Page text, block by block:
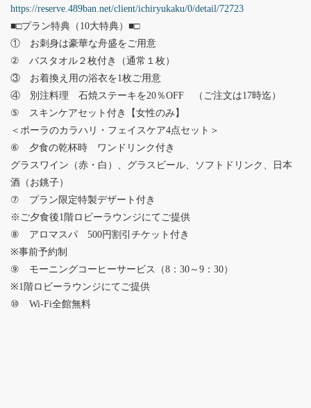
https://reserve.489ban.net/client/ichiryukaku/0/detail/72723
■□プラン特典（10大特典）■□
① お刺身は豪華な舟盛をご用意
② バスタオル２枚付き（通常１枚）
③ お着換え用の浴衣を1枚ご用意
④ 別注料理 石焼ステーキを20％OFF （ご注文は17時迄）
⑤ スキンケアセット付き【女性のみ】
＜ポーラのカラハリ・フェイスケア4点セット＞
⑥ 夕食の乾杯時 ワンドリンク付き
グラスワイン（赤・白）、グラスビール、ソフトドリンク、日本
酒（お銚子）
⑦ プラン限定特製デザート付き
※ご夕食後1階ロビーラウンジにてご提供
⑧ アロマスパ 500円割引チケット付き
※事前予約制
⑨ モーニングコーヒーサービス（8：30～9：30）
※1階ロビーラウンジにてご提供
⑩ Wi-Fi全館無料